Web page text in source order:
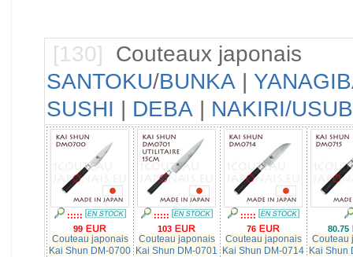
[130] Couteaux japonais
SANTOKU/BUNKA |
SUSHI | DEBA | NAKIRI/
:::::
99
Couteau japonais
Kai Shun DM-0700
:::::
103
Couteau japonais
Kai Shun DM-0701
:::::
76
Couteau japonais
Kai Shun DM-0714
80.75
Couteau
Kai Shun